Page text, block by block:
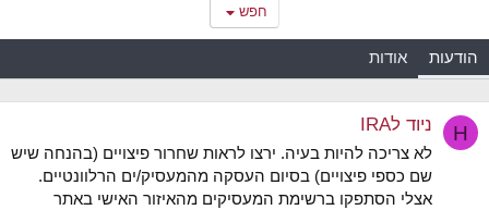
חפש
הודעות אודות
H ניוד לIRA
לא צריכה להיות בעיה. ירצו לראות שחרור פיצויים (בהנחה שיש
שם כספי פיצויים) בסיום העסקה מהמעסיק/ים הרלוונטיים.
אצלי הסתפקו ברשימת המעסיקים מהאיזור האישי באתר